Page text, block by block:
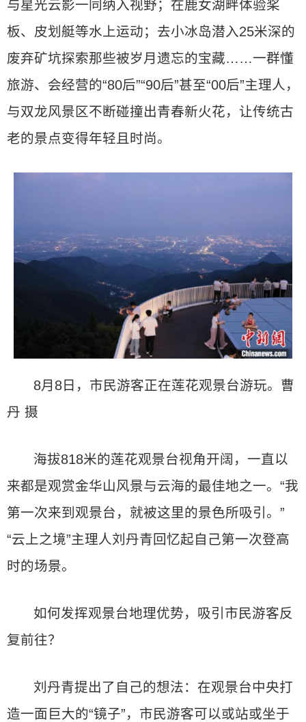
与星光云影一同纳入视野；在鹿女湖畔体验桨
板、皮划艇等水上运动；去小冰岛潜入25米深的
废弃矿坑探索那些被岁月遗忘的宝藏……一群懂
旅游、会经营的“80后”“90后”甚至“00后”主理人，
与双龙风景区不断碰撞出青春新火花，让传统古
老的景点变得年轻且时尚。
8月8日，市民游客正在莲花观景台游玩。曹
丹 摄
海拔818米的莲花观景台视角开阔，一直以
来都是观赏金华山风景与云海的最佳地之一。“我
第一次来到观景台，就被这里的景色所吸引。”
“云上之境”主理人刘丹青回忆起自己第一次登高
时的场景。
如何发挥观景台地理优势，吸引市民游客反
复前往？
刘丹青提出了自己的想法：在观景台中央打
造一面巨大的“镜子”，市民游客可以或站或坐于